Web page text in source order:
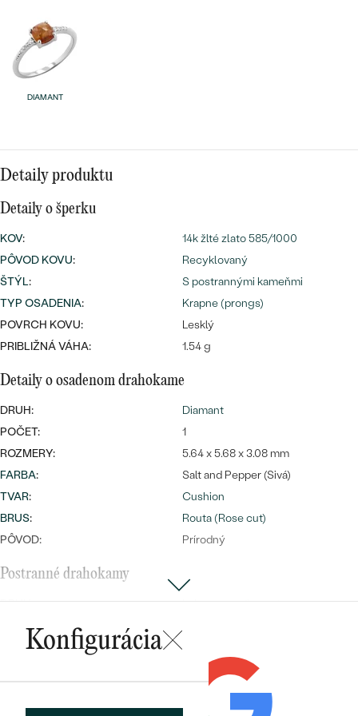
Wave kolekcia
PODĽA TVARU DRAHOKAMU
NA MIERU
DIAMANTY
Bestsellery
náušnice
Personalizované
prívesky
Najpredávanejšie
prstene
PREZRIEŤ
DIAMANT
Detaily produktu
Detaily o šperku
KOV:
14k žlté zlato 585/1000
PÔVOD KOVU:
Recyklovaný
ŠTÝL:
S postrannými kameňmi
TYP OSADENIA:
Krapne (prongs)
POVRCH KOVU:
Lesklý
PRIBLIŽNÁ VÁHA:
1.54 g
Detaily o osadenom drahokame
DRUH:
Diamant
POČET:
1
ROZMERY:
5.64 x 5.68 x 3.08 mm
FARBA:
Salt and Pepper (Sivá)
TVAR:
Cushion
BRUS:
Routa (Rose cut)
PÔVOD:
Prírodný
Postranné drahokamy
DRUH:
Lab-grown diamant
POČET:
KARÁTOVÁ VÁHA:
1.5 mm (0.015ct)
Round
ČISTOTA: SI
Konfigurácia